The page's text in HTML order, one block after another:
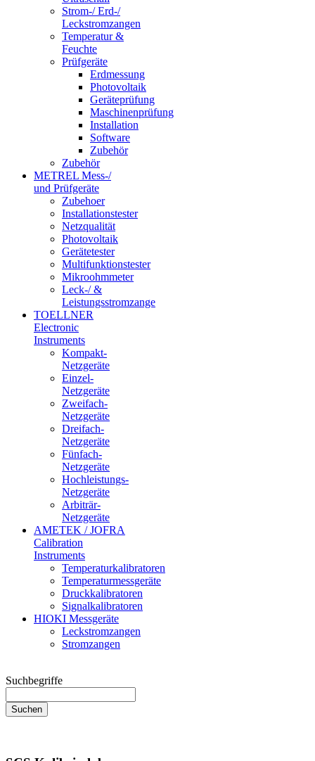
Strom-/ Erd-/
Leckstromzangen
Temperatur &
Feuchte
Prüfgeräte
Erdmessung
Photovoltaik
Geräteprüfung
Maschinenprüfung
Installation
Software
Zubehör
Zubehör
METREL Mess-/
und Prüfgeräte
Zubehoer
Installationstester
Netzqualität
Photovoltaik
Gerätetester
Multifunktionstester
Mikroohmmeter
Leck-/ &
Leistungsstromzange
TOELLNER
Electronic
Instruments
Kompakt-
Netzgeräte
Einzel-
Netzgeräte
Zweifach-
Netzgeräte
Dreifach-
Netzgeräte
Fünfach-
Netzgeräte
Hochleistungs-
Netzgeräte
Arbiträr-
Netzgeräte
AMETEK / JOFRA
Calibration
Instruments
Temperaturkalibratoren
Temperaturmessgeräte
Druckkalibratoren
Signalkalibratoren
HIOKI Messgeräte
Leckstromzangen
Stromzangen
Suchbegriffe